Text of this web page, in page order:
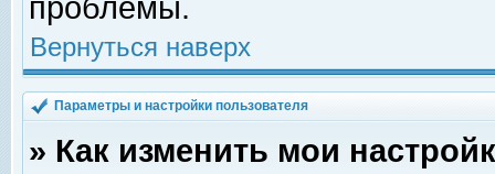
проблемы.
Вернуться наверх
Параметры и настройки пользователя
» Как изменить мои